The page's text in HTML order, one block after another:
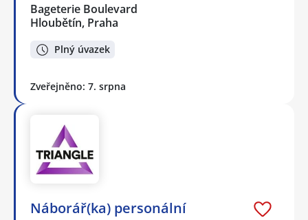
Bageterie Boulevard
Hloubětín, Praha
Plný úvazek
Zveřejněno: 7. srpna
Náborář(ka) personální